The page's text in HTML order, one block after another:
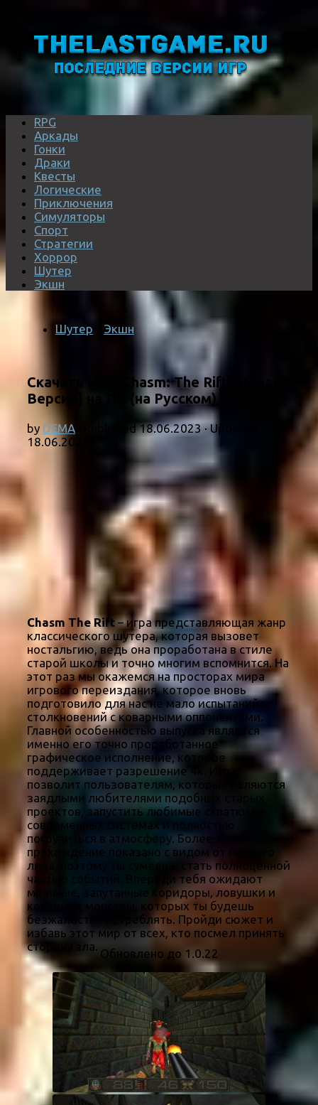
RPG
Аркады
Гонки
Драки
Квесты
Логические
Приключения
Симуляторы
Спорт
Стратегии
Хоррор
Шутер
Экшн
Шутер Экшн
Скачать игру Chasm: The Rift [Новая
Версия] на ПК (на Русском)
by DEMA · Published18.06.2023· Updated
18.06.2023
Chasm The Rift– игра представляющая жанр
классического шутера, которая вызовет
ностальгию, ведь она проработана в стиле
старой школы и точно многим вспомнится. На
этот раз мы окажемся на просторах мира
игрового переиздания, которое вновь
подготовило для нас не мало испытаний и
столкновений с коварными оппонентами.
Главной особенностью выпуска является
именно его точно проработанное
графическое исполнение, которое
поддерживает разрешение 4k. Игра
позволит пользователям, которые являются
заядлыми любителями подобных старых
проектов, запустить любимые схватки на
современных системах и полностью
погрузиться в атмосферу. Более того,
прохождение показано с видом от первого
лица, поэтому ты сумеешь стать полноценной
частью событий. Впереди тебя ожидают
мрачные, запутанные коридоры, ловушки и
коварные монстры, которых ты будешь
безжалостно истреблять. Пройди сюжет и
избавь этот мир от всех, кто посмел принять
сторону зла.
Обновлено до 1.0.22